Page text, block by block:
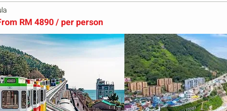
RM 4890 / per person